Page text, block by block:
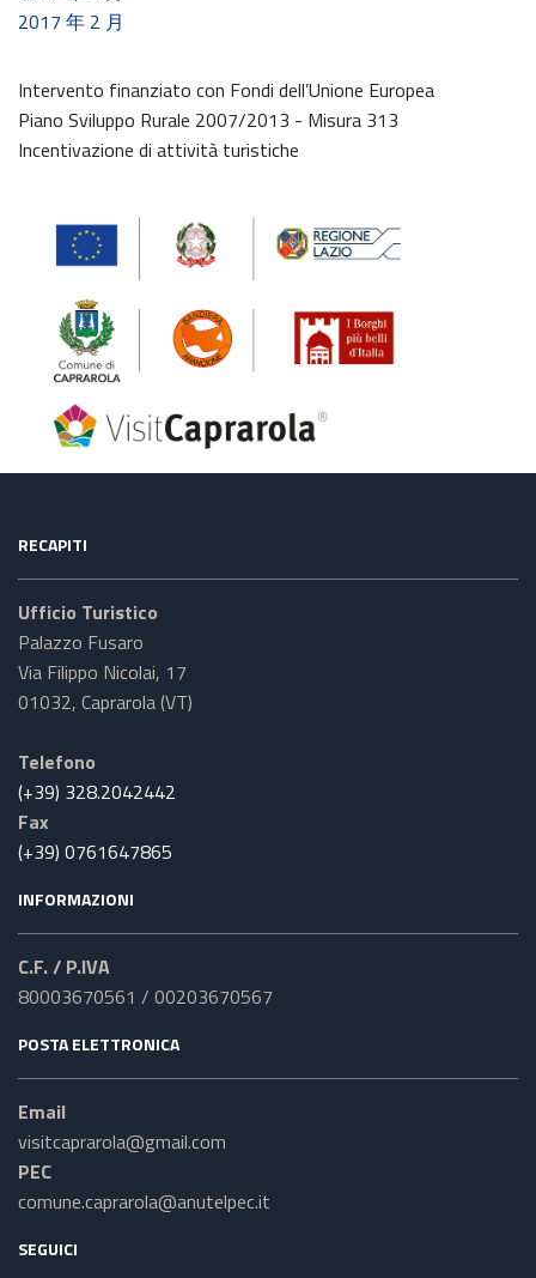
2017 年 2 月
Intervento finanziato con Fondi dell’Unione Europea
Piano Sviluppo Rurale 2007/2013 - Misura 313
Incentivazione di attività turistiche
RECAPITI
Ufficio Turistico
Palazzo Fusaro
Via Filippo Nicolai, 17
01032, Caprarola (VT)
Telefono
(+39) 328.2042442
Fax
(+39) 0761647865
INFORMAZIONI
C.F. / P.IVA
80003670561 / 00203670567
POSTA ELETTRONICA
Email
visitcaprarola@gmail.com
PEC
comune.caprarola@anutelpec.it
SEGUICI